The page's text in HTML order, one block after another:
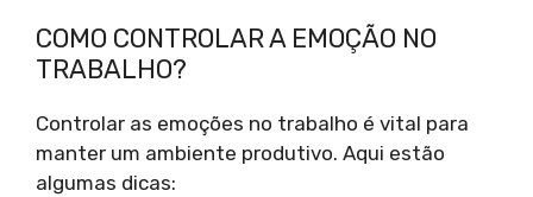
COMO CONTROLAR A EMOÇÃO NO
TRABALHO?
Controlar as emoções no trabalho é vital para
manter um ambiente produtivo. Aqui estão
algumas dicas: